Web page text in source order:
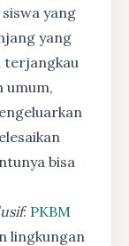
yang
yang
terjangkau
umum,
bisa
: PKBM
lingkungan